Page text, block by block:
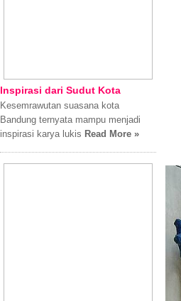
Inspirasi dari Sudut Kota
Kesemrawutan suasana kota
Bandung ternyata mampu menjadi
inspirasi karya lukis Read More »